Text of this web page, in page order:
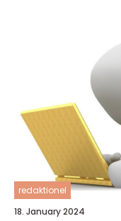
redaktionel
18. January 2024